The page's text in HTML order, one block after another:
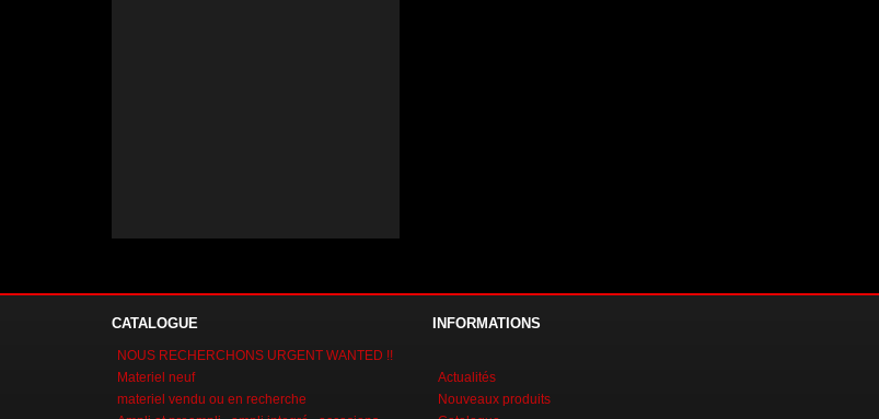
CATALOGUE
NOUS RECHERCHONS URGENT WANTED !!
Materiel neuf
materiel vendu ou en recherche
INFORMATIONS
Actualités
Nouveaux produits